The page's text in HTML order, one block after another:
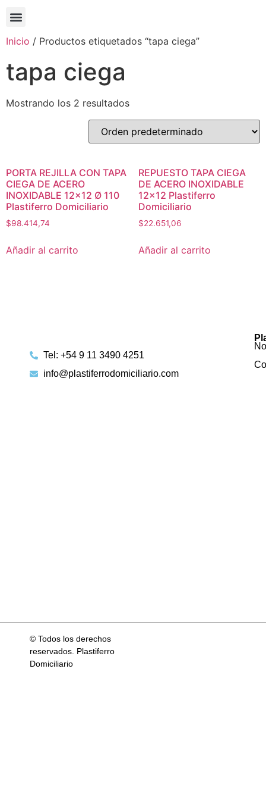
Inicio / Productos etiquetados “tapa ciega”
tapa ciega
Mostrando los 2 resultados
PORTA REJILLA CON TAPA
CIEGA DE ACERO
INOXIDABLE 12×12 Ø 110
Plastiferro Domiciliario
$98.414,74
Añadir al carrito
REPUESTO TAPA CIEGA
DE ACERO INOXIDABLE
12×12 Plastiferro
Domiciliario
$22.651,06
Añadir al carrito
Tel: +54 9 11 3490 4251
info@plastiferrodomiciliario.com
© Todos los derechos
reservados. Plastiferro
Domiciliario